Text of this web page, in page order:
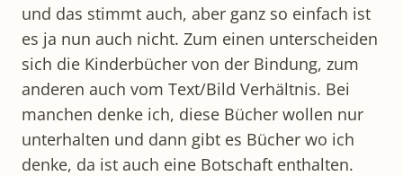
und das stimmt auch, aber ganz so einfach ist
es ja nun auch nicht. Zum einen unterscheiden
sich die Kinderbücher von der Bindung, zum
anderen auch vom Text/Bild Verhältnis. Bei
manchen denke ich, diese Bücher wollen nur
unterhalten und dann gibt es Bücher wo ich
denke, da ist auch eine Botschaft enthalten.